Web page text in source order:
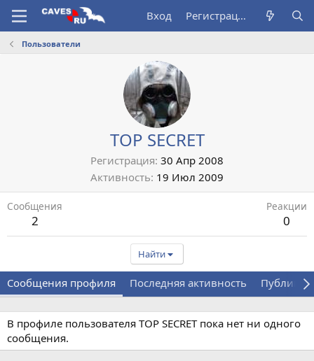
Вход Регистрация
Пользователи
TOP SECRET
Регистрация 30 Апр 2008
Активность 19 Июл 2009
Сообщения
2
Реакции
0
Найти
Сообщения профиля Последняя активность
В профиле пользователя TOP SECRET пока нет ни одного
сообщения.